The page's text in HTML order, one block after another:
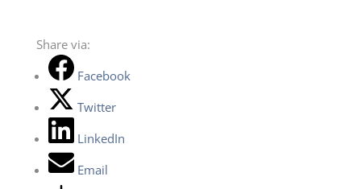
Share via:
Facebook
Twitter
LinkedIn
Email